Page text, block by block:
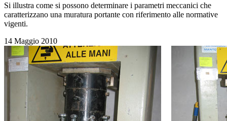
Si illustra come si possono determinare i parametri meccanici che
caratterizzano una muratura portante con riferimento alle normative
vigenti.
14 Maggio 2010